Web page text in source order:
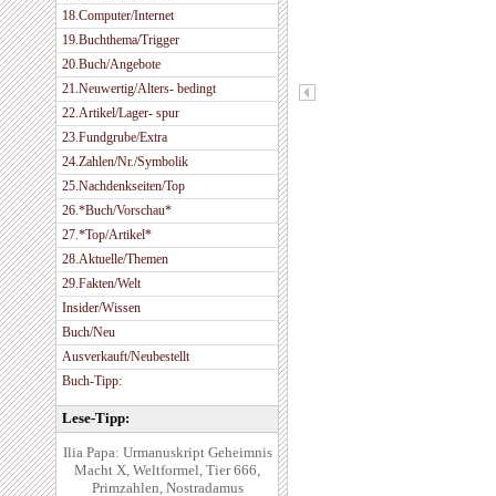
18.Computer/Internet
19.Buchthema/Trigger
20.Buch/Angebote
21.Neuwertig/Alters- bedingt
22.Artikel/Lager- spur
23.Fundgrube/Extra
24.Zahlen/Nr./Symbolik
25.Nachdenkseiten/Top
26.*Buch/Vorschau*
27.*Top/Artikel*
28.Aktuelle/Themen
29.Fakten/Welt
Insider/Wissen
Buch/Neu
Ausverkauft/Neubestellt
Buch-Tipp:
Lese-Tipp:
Ilia Papa: Urmanuskript Geheimnis
Macht X, Weltformel, Tier 666,
Primzahlen, Nostradamus